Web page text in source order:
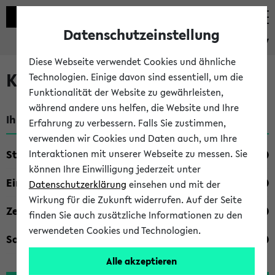
eKVV
Kombisuche im eKVV
Ihre Suchkriterien:
Studienfach
Einrichtung
Zeiten
Sonstiges
Datenschutzeinstellung
Diese Webseite verwendet Cookies und ähnliche
Technologien. Einige davon sind essentiell, um die
Funktionalität der Website zu gewährleisten,
während andere uns helfen, die Website und Ihre
Erfahrung zu verbessern. Falls Sie zustimmen,
verwenden wir Cookies und Daten auch, um Ihre
Interaktionen mit unserer Webseite zu messen. Sie
können Ihre Einwilligung jederzeit unter
Datenschutzerklärung einsehen und mit der
Wirkung für die Zukunft widerrufen. Auf der Seite
finden Sie auch zusätzliche Informationen zu den
verwendeten Cookies und Technologien.
Alle akzeptieren